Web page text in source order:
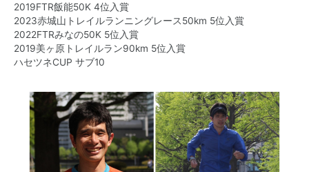
2019FTR飯能50K 4位入賞
2023赤城山トレイルランニングレース50km 5位入賞
2022FTRみなの50K 5位入賞
2019美ヶ原トレイルラン90km 5位入賞
ハセツネCUP サブ10